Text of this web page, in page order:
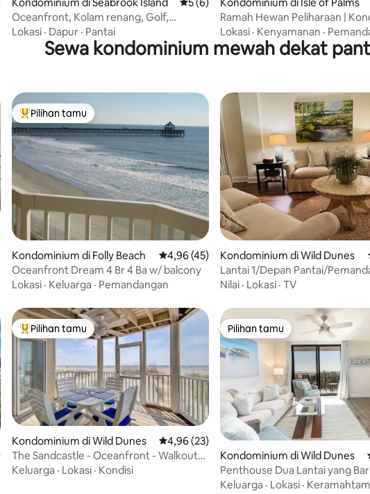
Oceanfront, Kolam renang, Golf,
Berkuda! 1353 PW
Lokasi · Dapur · Pantai
Ramah Hewan Peliharaan |
Tepi Laut Lantai Satu 3 Kamar
Lokasi · Kenyamanan ·
Sewa kondominium mewah dekat
Pilihan tamu terpopuler
Pilihan tamu
Kondominium di Folly Beach Nilai rata-rata 4,96 dari 5, 45 ulasan
4,96 (45)
Oceanfront Dream 4 Br 4 Ba w/ balcony
Lokasi · Keluarga · Pemandangan
Kondominium di Wild Dunes
Lantai 1/Depan Pantai/
Kolam Renang/3 Kamar Tidur/3
Nilai · Lokasi · TV
4,96 dari 5, 82 ulasan
Pilihan tamu terpopuler
Pilihan tamu
Kondominium di Wild Dunes Nilai rata-rata 4,96 dari 5, 23 ulasan
4,96 (23)
The Sandcastle - Oceanfront - Walkout
to the Beach - New
Keluarga · Lokasi · Kondisi
Pilihan tamu
Pilihan tamu
Kondominium di Wild Dunes
Penthouse Dua Lantai yang
Direnovasi di Tepi Laut
Keluarga · Lokasi ·